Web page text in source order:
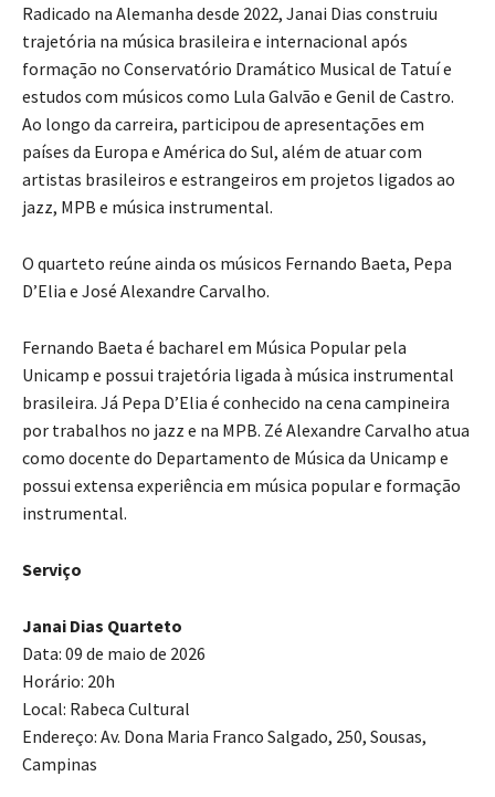
Radicado na Alemanha desde 2022, Janai Dias construiu
trajetória na música brasileira e internacional após
formação no Conservatório Dramático Musical de Tatuí e
estudos com músicos como Lula Galvão e Genil de Castro.
Ao longo da carreira, participou de apresentações em
países da Europa e América do Sul, além de atuar com
artistas brasileiros e estrangeiros em projetos ligados ao
jazz, MPB e música instrumental.
O quarteto reúne ainda os músicos Fernando Baeta, Pepa
D’Elia e José Alexandre Carvalho.
Fernando Baeta é bacharel em Música Popular pela
Unicamp e possui trajetória ligada à música instrumental
brasileira. Já Pepa D’Elia é conhecido na cena campineira
por trabalhos no jazz e na MPB. Zé Alexandre Carvalho atua
como docente do Departamento de Música da Unicamp e
possui extensa experiência em música popular e formação
instrumental.
Serviço
Janai Dias Quarteto
Data: 09 de maio de 2026
Horário: 20h
Local: Rabeca Cultural
Endereço: Av. Dona Maria Franco Salgado, 250, Sousas,
Campinas